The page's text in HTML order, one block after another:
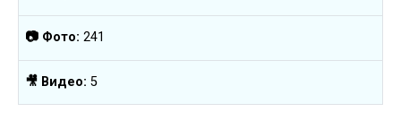
📷 Фото:241
🎥 Видео:5